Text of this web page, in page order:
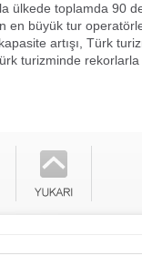
ülkede toplamda 90
en büyük tur
artışı, Türk
turizminde rekorlarla